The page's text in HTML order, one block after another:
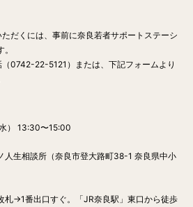
だくには、事前に奈良若者サポートステーシ
0742-22-5121）または、下記フォームより
） 13:30〜15:00
人生相談所（奈良市登大路町38-1 奈良県中小
札→1番出口すぐ。「JR奈良駅」東口から徒歩